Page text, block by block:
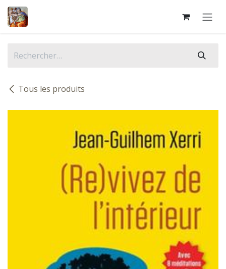
Se rendre au contenu
Tous les produits